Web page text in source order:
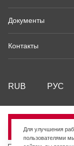
Документы
Контакты
RUB РУС
Для улучшения
пользователями